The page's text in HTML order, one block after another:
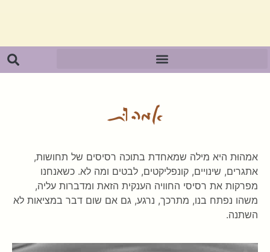
אמהוּת
אמהוּת היא מילה שמאחדת בתוכה רסיסים של תחושות,
אתגרים, שינויים, קונפליקטים, לבטים ומה לא. כשאנחנו
מפרקות את רסיסי החוויה הענקית הזאת ומדברות עליה,
משהו נפתח בנו, מתרכך, נרגע, גם אם שום דבר במציאות לא
השתנה.